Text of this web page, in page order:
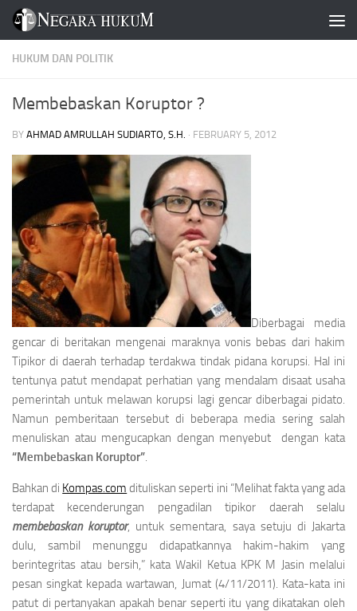
Skip to content
HUKUM DAN POLITIK
Membebaskan Koruptor ?
BY AHMAD AMRULLAH SUDIARTO, S.H. · FEBRUARY 5, 2012
Diberbagai media
gencar di beritakan mengenai maraknya vonis bebas dari hakim
Tipikor di daerah terhadap terdakwa tindak pidana korupsi. Hal ini
tentunya patut mendapat perhatian yang mendalam disaat usaha
pemerintah untuk melawan korupsi lagi gencar diberbagai pidato.
Namun pemberitaan tersebut di beberapa media sering salah
menuliskan atau mengucapkan dengan menyebut dengan kata
“Membebaskan Koruptor”.
Bahkan di Kompas.com dituliskan seperti ini “Melihat fakta yang ada
terdapat kecenderungan pengadilan tipikor daerah selalu
membebaskan koruptor, untuk sementara, saya setuju di Jakarta
dulu, sambil menunggu didapatkannya hakim-hakim yang
berintegritas atau bersih,” kata Wakil Ketua KPK M Jasin melalui
pesan singkat kepada wartawan, Jumat (4/11/2011). Kata-kata ini
patut di pertanyakan apakah benar seperti itu yang dikatakan oleh